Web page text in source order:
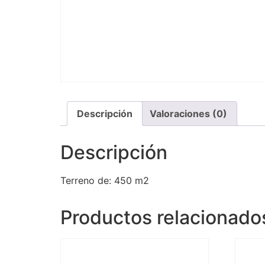
Descripción Valoraciones (0)
Descripción
Terreno de: 450 m2
Productos